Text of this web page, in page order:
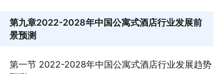
第九章2022-2028年中国公寓式酒店行业发展前
景预测
第一节 2022-2028年中国公寓式酒店行业发展趋势